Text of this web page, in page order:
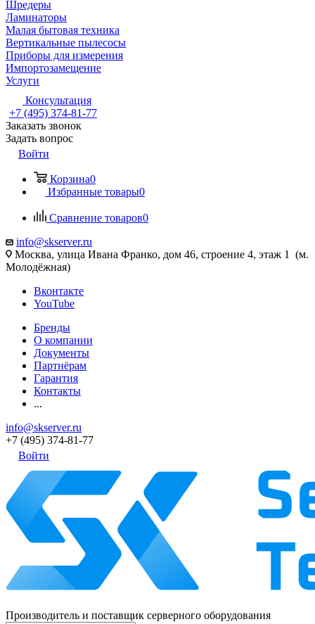
Шредеры
Ламинаторы
Малая бытовая техника
Вертикальные пылесосы
Приборы для измерения
Импортозамещение
Услуги
Консультация
+7 (495) 374-81-77
Заказать звонок
Задать вопрос
Войти
Корзина0
Избранные товары0
Сравнение товаров0
info@skserver.ru
Москва, улица Ивана Франко, дом 46, строение 4, этаж 1 (м.
Молодёжная)
Вконтакте
YouTube
Бренды
О компании
Документы
Партнёрам
Гарантия
Контакты
...
info@skserver.ru
+7 (495) 374-81-77
Войти
Производитель и поставщик серверного оборудования